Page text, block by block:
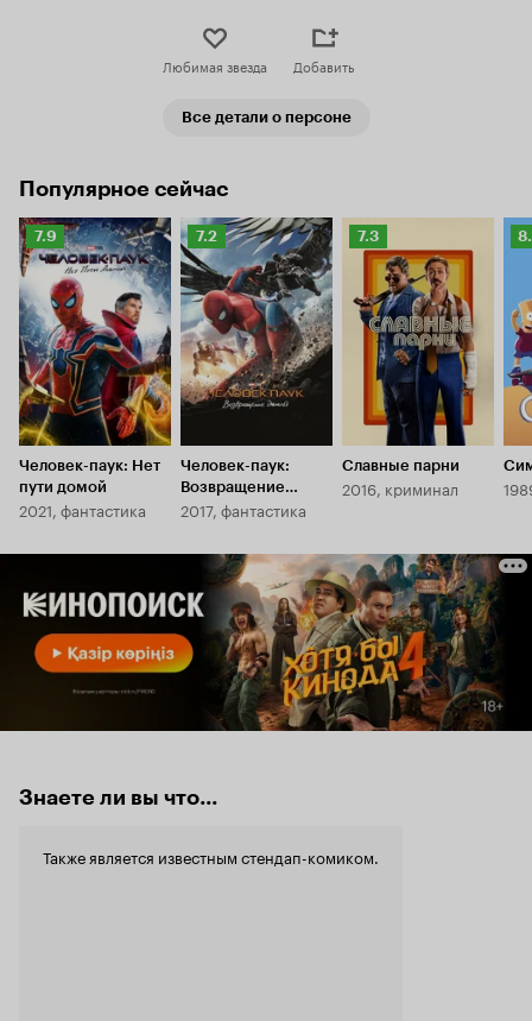
Любимая звезда Добавить
Все детали о персоне
Популярное сейчас
Рейтинг
Кинопоиска
7.9
7.9
Человек-паук: Нет
пути домой
2021, фантастика
Рейтинг
Кинопоиска
7.2
7.2
Человек-паук:
Возвращение
домой
2017, фантастика
Рейтинг
Кинопоиска
7.3
Славные парни
2016, криминал
Знаете ли вы что...
Также является известным стендап-комиком.